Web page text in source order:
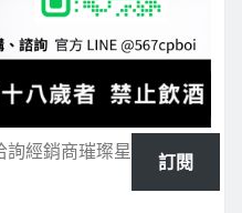
經銷商璀璨星夜-
訂閱